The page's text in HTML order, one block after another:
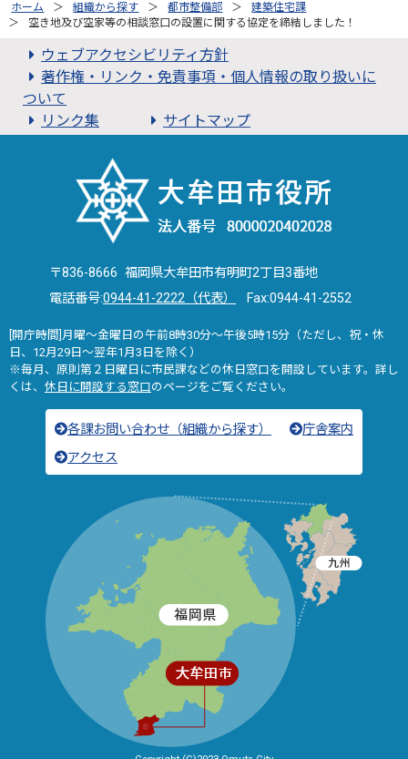
ホーム 組織から探す 都市整備部
建築住宅課
空き地及び空家等の相談窓口の設置に関する協定を締結しました！
ウェブアクセシビリティ方針
著作権・リンク・免責事項・個人情報の取り扱いに
ついて
リンク集
サイトマップ
〒836-8666 福岡県大牟田市有明町2丁目3番地
電話番号:0944-41-2222（代表） Fax:0944-41-2552
[開庁時間]月曜～金曜日の午前8時30分～午後5時15分（ただし、祝・休
日、12月29日～翌年1月3日を除く）
※毎月、原則第２日曜日に市民課などの休日窓口を開設しています。詳し
くは、 休日に開設する窓口のページをご覧ください。
各課お問い合わせ（組織から探す）
庁舎案内
アクセス